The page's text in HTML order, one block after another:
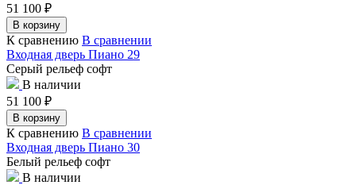
51 100 ₽
В корзину
К сравнению В сравнении
Входная дверь Пиано 29
Серый рельеф софт
В наличии
51 100 ₽
В корзину
К сравнению В сравнении
Входная дверь Пиано 30
Белый рельеф софт
В наличии